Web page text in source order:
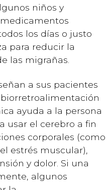
niños y
los días o justo
para reducir la
las migrañas.
a sus pacientes
ayuda a la persona
usar el cerebro a fin
corporales (como
estrés muscular),
y dolor. Si una
algunos